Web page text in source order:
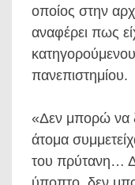
οποίος στην
αναφέρει πως
πανεπιστημίου.
«Δεν μπορώ να
άτομα
του πρύτανη…